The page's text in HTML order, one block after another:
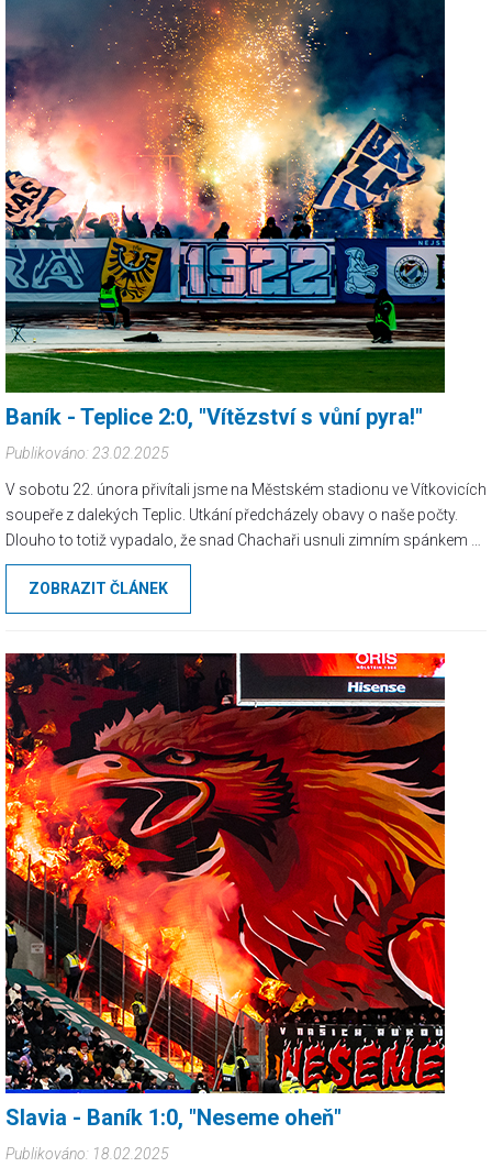
Baník - Teplice 2:0, "Vítězství s vůní pyra!"
Publikováno: 23.02.2025
V sobotu 22. února přivítali jsme na Městském stadionu ve Vítkovicích
soupeře z dalekých Teplic. Utkání předcházely obavy o naše počty.
Dlouho to totiž vypadalo, že snad Chachaři usnuli zimním spánkem a
nezaregistrovali tak, že se blíží zápas milovaného Baníčku v Ostravě.
Jak jinak si vysvětlit nezájem o lístky, to ticho po pěšině. Jasně, Teplice
nejsou největší soupeř, co může být, neprobouzí to stejné emoce, jako
ZOBRAZIT ČLÁNEK
Slavia - Baník 1:0, "Neseme oheň"
Publikováno: 18.02.2025